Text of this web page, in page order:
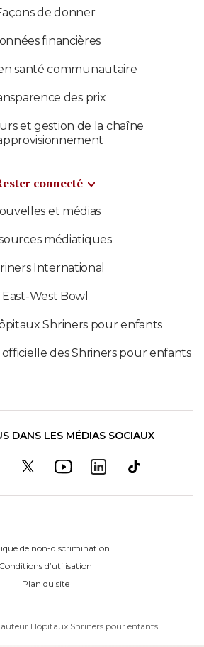
de donner
financières
santé communautaire
des prix
et gestion de la chaîne
connecté
et médias
médiatiques
International
East-West Bowl
Shriners pour enfants
des Shriners pour enfants
DANS LES MÉDIAS SOCIAUX
de non-discrimination
Conditions d’utilisation
Plan du site
Hôpitaux Shriners pour enfants